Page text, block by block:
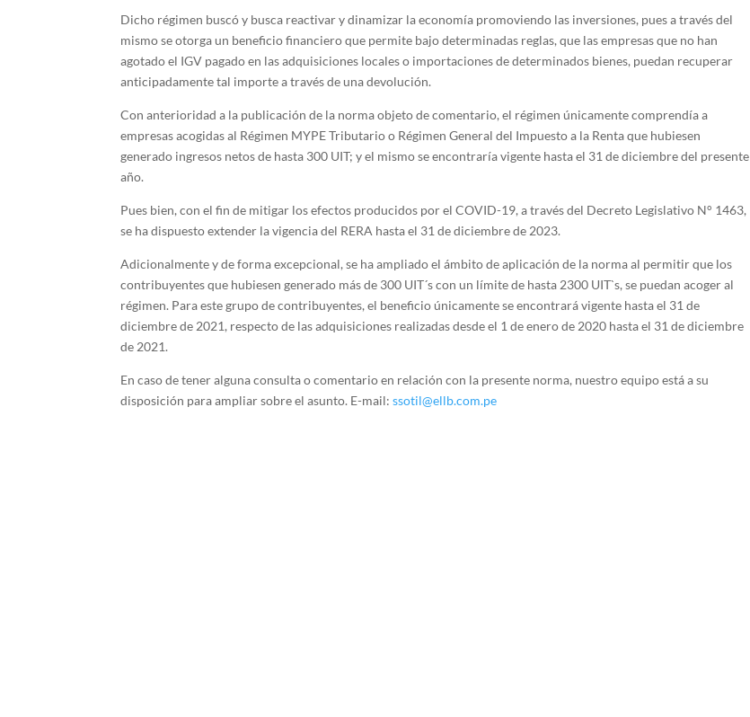
Dicho régimen buscó y busca reactivar y dinamizar la economía promoviendo las inversiones, pues a través del
mismo se otorga un beneficio financiero que permite bajo determinadas reglas, que las empresas que no han
agotado el IGV pagado en las adquisiciones locales o importaciones de determinados bienes, puedan recuperar
anticipadamente tal importe a través de una devolución.
Con anterioridad a la publicación de la norma objeto de comentario, el régimen únicamente comprendía a
empresas acogidas al Régimen MYPE Tributario o Régimen General del Impuesto a la Renta que hubiesen
generado ingresos netos de hasta 300 UIT; y el mismo se encontraría vigente hasta el 31 de diciembre del presente
año.
Pues bien, con el fin de mitigar los efectos producidos por el COVID-19, a través del Decreto Legislativo N° 1463,
se ha dispuesto extender la vigencia del RERA hasta el 31 de diciembre de 2023.
Adicionalmente y de forma excepcional, se ha ampliado el ámbito de aplicación de la norma al permitir que los
contribuyentes que hubiesen generado más de 300 UIT´s con un límite de hasta 2300 UIT`s, se puedan acoger al
régimen. Para este grupo de contribuyentes, el beneficio únicamente se encontrará vigente hasta el 31 de
diciembre de 2021, respecto de las adquisiciones realizadas desde el 1 de enero de 2020 hasta el 31 de diciembre
de 2021.
En caso de tener alguna consulta o comentario en relación con la presente norma, nuestro equipo está a su
disposición para ampliar sobre el asunto. E-mail:ssotil@ellb.com.pe